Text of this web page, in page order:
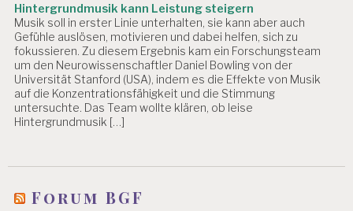
Hintergrundmusik kann Leistung steigern
Musik soll in erster Linie unterhalten, sie kann aber auch
Gefühle auslösen, motivieren und dabei helfen, sich zu
fokussieren. Zu diesem Ergebnis kam ein Forschungsteam
um den Neurowissenschaftler Daniel Bowling von der
Universität Stanford (USA), indem es die Effekte von Musik
auf die Konzentrationsfähigkeit und die Stimmung
untersuchte. Das Team wollte klären, ob leise
Hintergrundmusik […]
Forum BGF